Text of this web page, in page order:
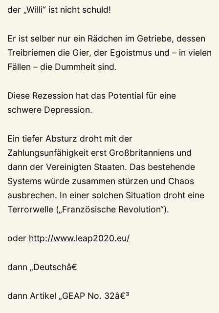
der „Willi“ ist nicht schuld!
Er ist selber nur ein Rädchen im Getriebe, dessen
Treibriemen die Gier, der Egoistmus und – in vielen
Fällen – die Dummheit sind.
Diese Rezession hat das Potential für eine
schwere Depression.
Ein tiefer Absturz droht mit der
Zahlungsunfähigkeit erst Großbritanniens und
dann der Vereinigten Staaten. Das bestehende
Systems würde zusammen stürzen und Chaos
ausbrechen. In einer solchen Situation droht eine
Terrorwelle („Französische Revolution“).
oder http://www.leap2020.eu/
dann „Deutschâ€
dann Artikel „GEAP No. 32â€³